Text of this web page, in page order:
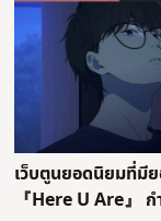
เว็บตูนยอดนิยมที่มีย
『Here U Are』